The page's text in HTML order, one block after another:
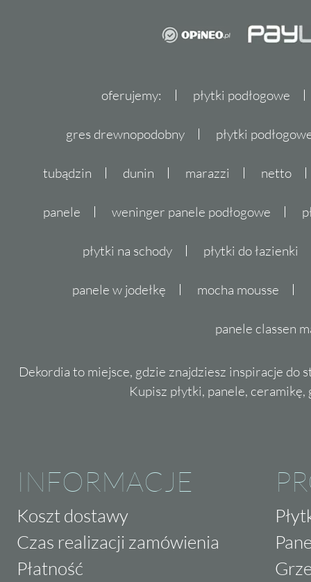
oferujemy: płytki podłogowe
gres drewnopodobny płytki
tubądzin dunin marazzi netto
panele weninger panele podłogowe
płytki na schody płytki do łazienki
panele w jodełkę mocha mousse
panele classen
Dekordia to miejsce, gdzie znajdziesz inspiracje do
Kupisz płytki, panele,
INFORMACJE
Koszt dostawy
Czas realizacji zamówienia
Płatność